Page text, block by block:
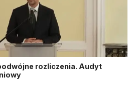
rozliczenia. Audyt